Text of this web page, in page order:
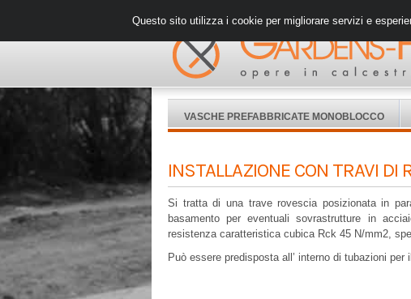
VASCHE PREFABBRICATE MONOBLOCCO
INSTALLAZIONE CON TRAVI DI
Si tratta di una trave rovescia posizionata in
basamento per eventuali sovrastrutture in
resistenza caratteristica cubica Rck 45 N/
Può essere predisposta all’ interno di tubazioni
Questo sito utilizza i cookie per migliorare servizi e